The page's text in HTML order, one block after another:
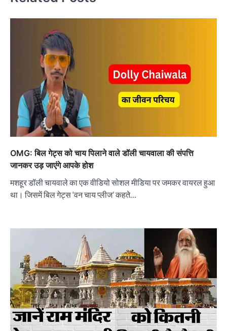
OMG: बिल गेट्स को चाय पिलाने वाले डॉली चायवाला की संपत्ति
जानकर उड़ जाएंगे आपके होश
मशहूर डॉली चायवाले का एक वीडियो सोशल मीडिया पर जमकर वायरल हुआ
था। जिसमें बिल गेट्स ‘वन चाय प्लीज’ कहते…